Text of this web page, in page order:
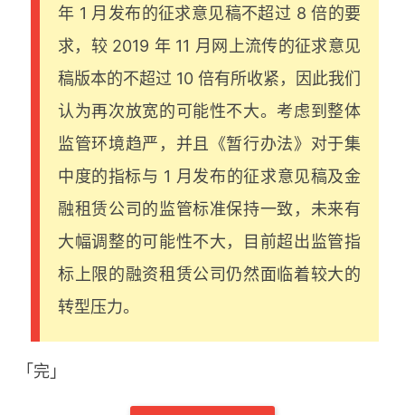
年 1 月发布的征求意见稿不超过 8 倍的要
求，较 2019 年 11 月网上流传的征求意见
稿版本的不超过 10 倍有所收紧，因此我们
认为再次放宽的可能性不大。考虑到整体
监管环境趋严，并且《暂行办法》对于集
中度的指标与 1 月发布的征求意见稿及金
融租赁公司的监管标准保持一致，未来有
大幅调整的可能性不大，目前超出监管指
标上限的融资租赁公司仍然面临着较大的
转型压力。
「完」